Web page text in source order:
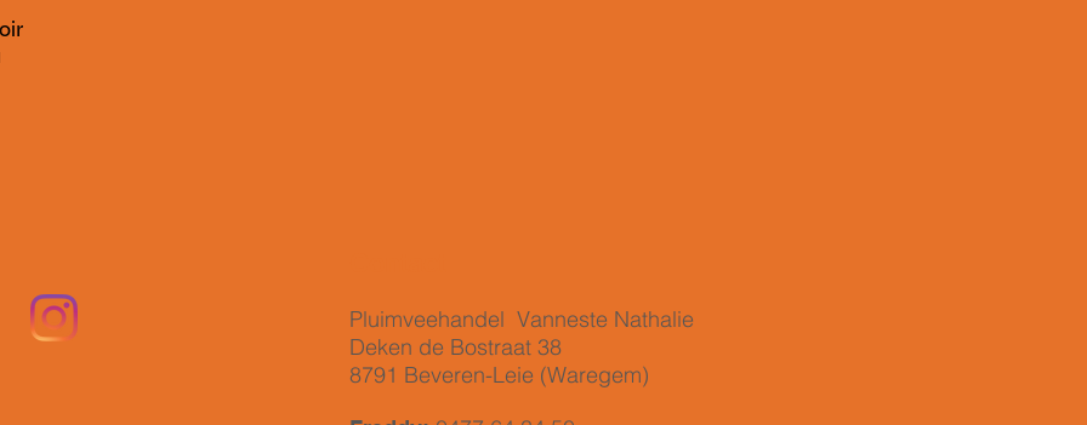
Pluimveehandel Vanneste Nathalie
Deken de Bostraat 38
8791 Beveren-Leie (Waregem)